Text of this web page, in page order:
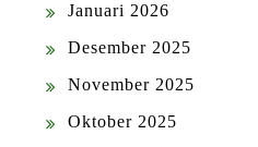
Januari 2026
Desember 2025
November 2025
Oktober 2025